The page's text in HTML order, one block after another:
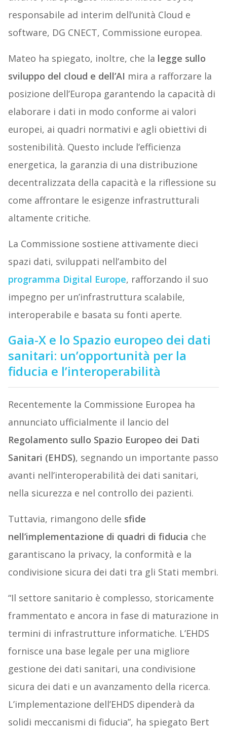
responsabile ad interim dell’unità Cloud e
software, DG CNECT, Commissione europea.
Mateo ha spiegato, inoltre, che la legge sullo
sviluppo del cloud e dell’AI mira a rafforzare la
posizione dell’Europa garantendo la capacità di
elaborare i dati in modo conforme ai valori
europei, ai quadri normativi e agli obiettivi di
sostenibilità. Questo include l’efficienza
energetica, la garanzia di una distribuzione
decentralizzata della capacità e la riflessione su
come affrontare le esigenze infrastrutturali
altamente critiche.
La Commissione sostiene attivamente dieci
spazi dati, sviluppati nell’ambito del
programma Digital Europe, rafforzando il suo
impegno per un’infrastruttura scalabile,
interoperabile e basata su fonti aperte.
Gaia-X e lo Spazio europeo dei dati
sanitari: un’opportunità per la
fiducia e l’interoperabilità
Recentemente la Commissione Europea ha
annunciato ufficialmente il lancio del
Regolamento sullo Spazio Europeo dei Dati
Sanitari (EHDS), segnando un importante passo
avanti nell’interoperabilità dei dati sanitari,
nella sicurezza e nel controllo dei pazienti.
Tuttavia, rimangono delle sfide
nell’implementazione di quadri di fiducia che
garantiscano la privacy, la conformità e la
condivisione sicura dei dati tra gli Stati membri.
“Il settore sanitario è complesso, storicamente
frammentato e ancora in fase di maturazione in
termini di infrastrutture informatiche. L’EHDS
fornisce una base legale per una migliore
gestione dei dati sanitari, una condivisione
sicura dei dati e un avanzamento della ricerca.
L’implementazione dell’EHDS dipenderà da
solidi meccanismi di fiducia”, ha spiegato Bert